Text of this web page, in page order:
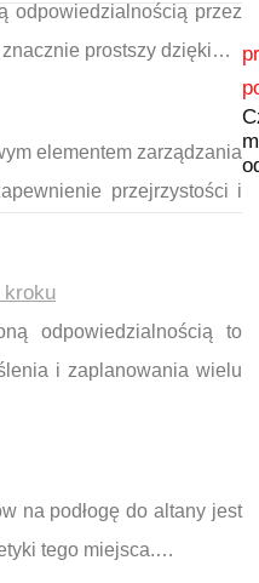
odpowiedzialnością przez
znacznie prostszy dzięki…
elementem zarządzania
przejrzystości i
kroku
odpowiedzialnością to
i zaplanowania wielu
na podłogę do altany jest
tego miejsca.…